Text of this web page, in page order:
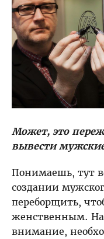
Может, это
вывести
Понимаешь, тут
создании
переборщить,
женственным. На
внимание,